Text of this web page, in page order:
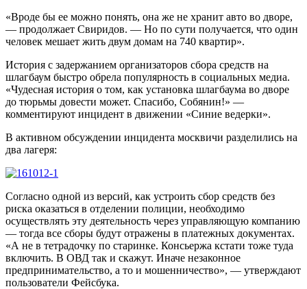
«Вроде бы ее можно понять, она же не хранит авто во дворе,
— продолжает Свиридов. — Но по сути получается, что один
человек мешает жить двум домам на 740 квартир».
История с задержанием организаторов сбора средств на
шлагбаум быстро обрела популярность в социальных медиа.
«Чудесная история о том, как установка шлагбаума во дворе
до тюрьмы довести может. Спасибо, Собянин!» —
комментируют инцидент в движении «Синие ведерки».
В активном обсуждении инцидента москвичи разделились на
два лагеря:
Согласно одной из версий, как устроить сбор средств без
риска оказаться в отделении полиции, необходимо
осуществлять эту деятельность через управляющую компанию
— тогда все сборы будут отражены в платежных документах.
«А не в тетрадочку по старинке. Консьержа кстати тоже туда
включить. В ОВД так и скажут. Иначе незаконное
предпринимательство, а то и мошенничество», — утверждают
пользователи Фейсбука.